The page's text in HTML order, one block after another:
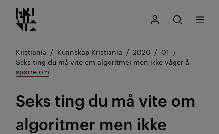
Gå
til
Kristiania logo
Mitt Kristiania
Åpne søk
Søk
Meny
Kristiania Kunnskap Kristiania 2020
01
Seks ting du må vite om algoritmer men ikke våger å
spørre om
Seks ting du må vite om
algoritmer men ikke